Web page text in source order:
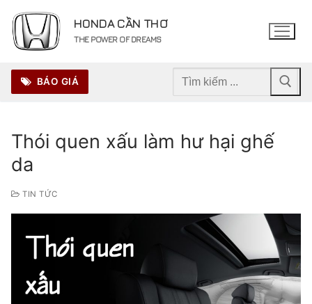
đến
nội
HONDA CẦN THƠ
THE POWER OF DREAMS
BÁO GIÁ
Tìm
Thói quen xấu làm hư hại ghế
da
TIN TỨC